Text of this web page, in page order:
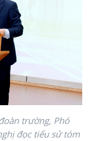
trường, Phó
đọc tiểu sử tóm